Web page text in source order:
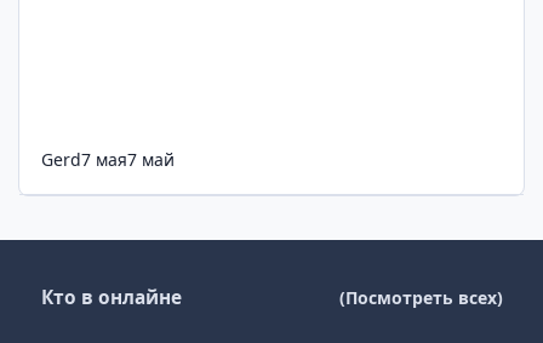
Gerd7 мая7 май
Кто в онлайне (Посмотреть всех)